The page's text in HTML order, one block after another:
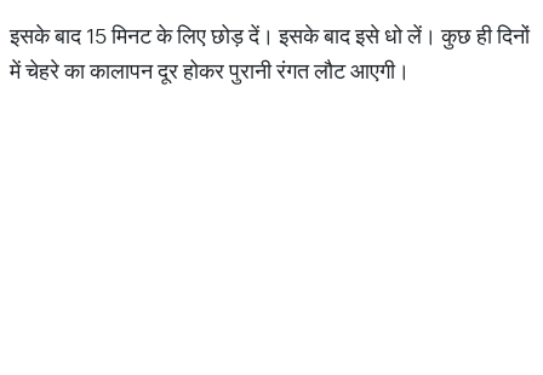
इसके बाद 15 मिनट के लिए छोड़ दें। इसके बाद इसे धो लें। कुछ ही दिनों
में चेहरे का कालापन दूर होकर पुरानी रंगत लौट आएगी।